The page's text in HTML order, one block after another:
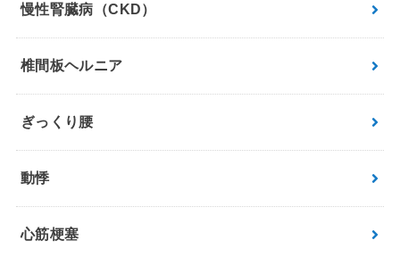
慢性腎臓病（CKD）
椎間板ヘルニア
ぎっくり腰
動悸
心筋梗塞